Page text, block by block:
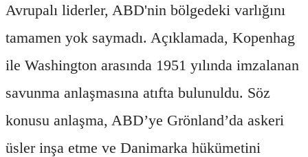
Avrupalı liderler, ABD'nin bölgedeki varlığını
tamamen yok saymadı. Açıklamada, Kopenhag
ile Washington arasında 1951 yılında imzalanan
savunma anlaşmasına atıfta bulunuldu. Söz
konusu anlaşma, ABD’ye Grönland’da askeri
üsler inşa etme ve Danimarka hükümetini